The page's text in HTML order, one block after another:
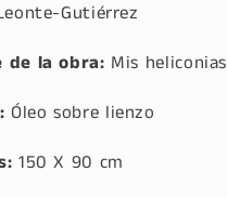
Gutiérrez
de la obra: Mis heliconias
Óleo sobre lienzo
150 X 90 cm